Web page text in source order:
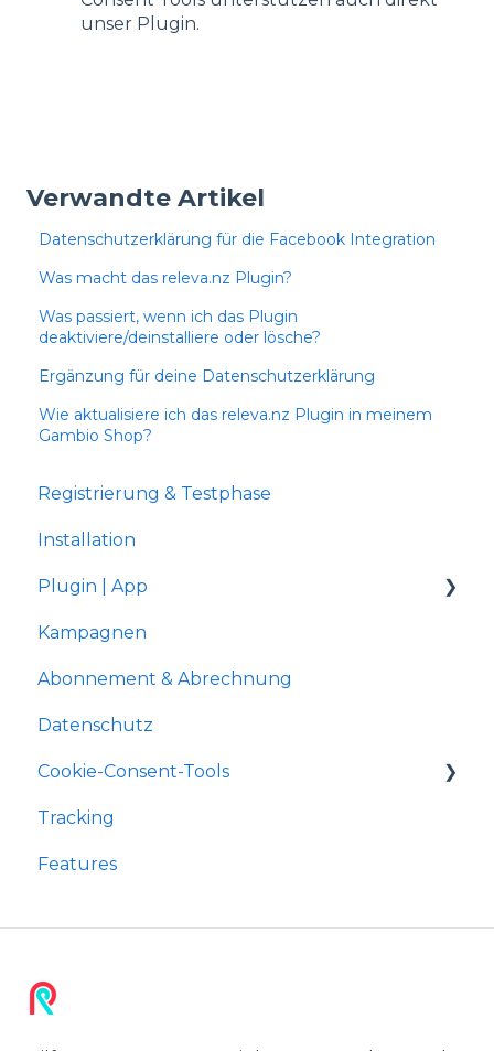
unser Plugin.
Verwandte Artikel
Datenschutzerklärung für die Facebook Integration
Was macht das releva.nz Plugin?
Was passiert, wenn ich das Plugin
deaktiviere/deinstalliere oder lösche?
Ergänzung für deine Datenschutzerklärung
Wie aktualisiere ich das releva.nz Plugin in meinem
Gambio Shop?
Registrierung & Testphase
Installation
Plugin | App
Shopware 5
Gambio Shop
JTL-Shop 4
Shopify
xt:Commerce
Kampagnen
Abonnement & Abrechnung
Datenschutz
Cookie-Consent-Tools
Shopware 5
OXID
Tracking
Features